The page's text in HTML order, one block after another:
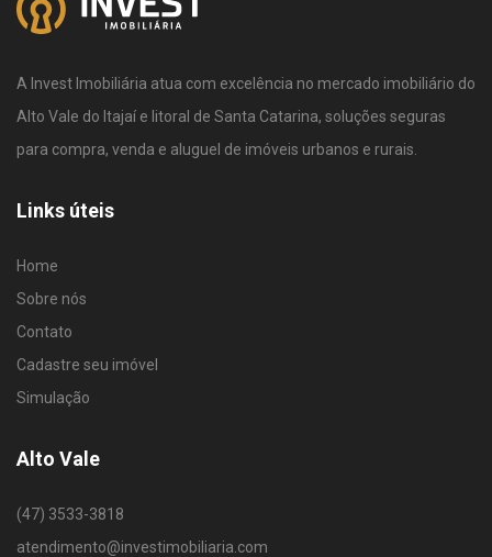
A Invest Imobiliária atua com excelência no mercado imobiliário do
Alto Vale do Itajaí e litoral de Santa Catarina, soluções seguras
para compra, venda e aluguel de imóveis urbanos e rurais.
Links úteis
Home
Sobre nós
Contato
Cadastre seu imóvel
Simulação
Alto Vale
(47) 3533-3818
atendimento@investimobiliaria.com